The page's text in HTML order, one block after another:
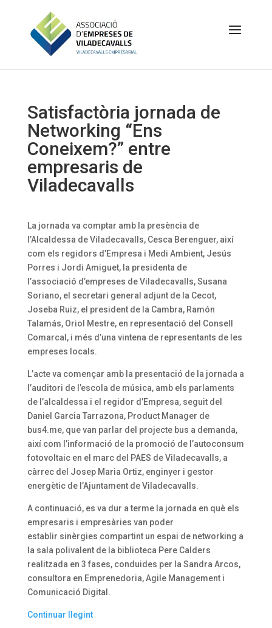
Satisfactòria jornada de
Networking “Ens
Coneixem?” entre
empresaris de
Viladecavalls
La jornada va comptar amb la presència de
l’Alcaldessa de Viladecavalls, Cesca Berenguer, així
com els regidors d’Empresa i Medi Ambient, Jesús
Porres i Jordi Amiguet, la presidenta de
l’associació d’empreses de Viladecavalls, Susana
Soriano, el secretari general adjunt de la Cecot,
Joseba Ruiz, el president de la Cambra, Ramón
Talamás, Oriol Mestre, en representació del Consell
Comarcal, i més d’una vintena de representants de les
empreses locals.
L’acte va començar amb la presentació de la jornada a
l’auditori de l’escola de música, amb els parlaments
de l’alcaldessa i el regidor d’Empresa, seguit del
Daniel Garcia Tarrazona, Product Manager de
bus4.me, que van parlar del projecte bus a demanda,
així com l’informació de la promoció de l’autoconsum
fotovoltaic en el marc del PAES de Viladecavalls, a
càrrec deI Josep Maria Ortiz, enginyer i gestor
energètic de l’Ajuntament de Viladecavalls.
A continuació, es va dur a terme la jornada en què els
empresaris i empresàries van poder
establir sinèrgies compartint un espai de networking a
la sala polivalent de la biblioteca Pere Calders
realitzada en 3 fases, conduides per la Sandra Arcos,
consultora en Emprenedoria, Agile Management i
Comunicació Digital.
Continuar llegint